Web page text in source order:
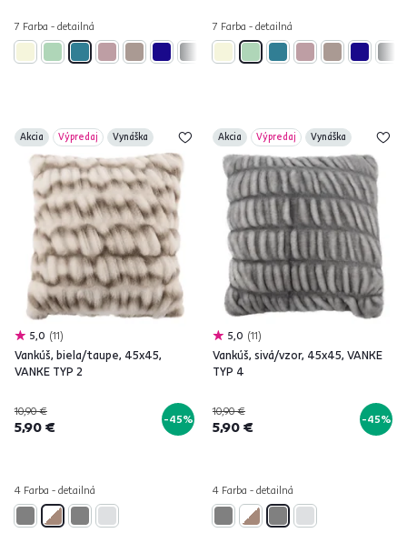
7 Farba - detailná 7 Farba - detailná
Akcia Výpredaj Vynáška
5,0 11
Vankúš, biela/taupe, 45x45,
VANKE TYP 2
10,90 €
5,90 € -45%
4 Farba - detailná
Akcia Výpredaj Vynáška
5,0 11
Vankúš, sivá/vzor, 45x45, VANKE
TYP 4
10,90 €
5,90 € -45%
4 Farba - detailná